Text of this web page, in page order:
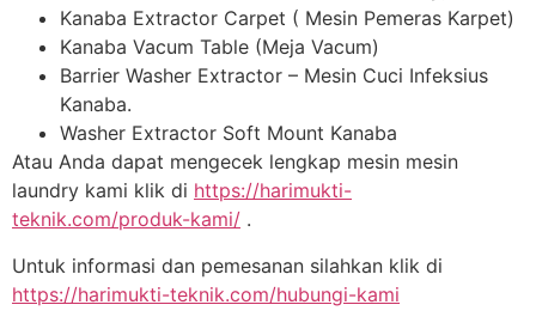
Kanaba Extractor Carpet ( Mesin Pemeras Karpet)
Kanaba Vacum Table (Meja Vacum)
Barrier Washer Extractor – Mesin Cuci Infeksius
Kanaba.
Washer Extractor Soft Mount Kanaba
Atau Anda dapat mengecek lengkap mesin mesin
laundry kami klik di https://harimukti-
teknik.com/produk-kami/ .
Untuk informasi dan pemesanan silahkan klik di
https://harimukti-teknik.com/hubungi-kami